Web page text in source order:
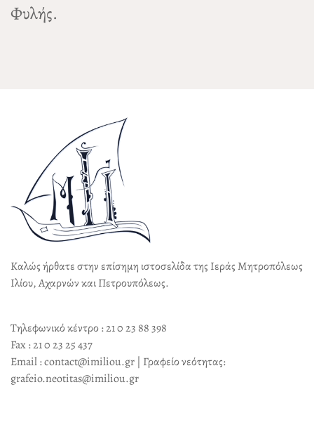
Φυλής.
Καλώς ήρθατε στην επίσημη ιστοσελίδα της Ιεράς Μητροπόλεως
Ιλίου, Αχαρνών και Πετρουπόλεως.
Τηλεφωνικό κέντρο : 21 0 23 88 398
Fax : 21 0 23 25 437
Email : contact@imiliou.gr | Γραφείο νεότητας:
grafeio.neotitas@imiliou.gr